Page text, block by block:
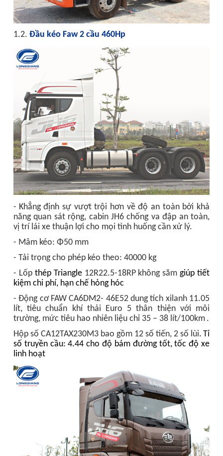
1.2. Đầu kéo Faw 2 cầu 460Hp
- Khẳng định sự vượt trội hơn về độ an toàn bởi khả
năng quan sát rộng, cabin JH6 chống va đập an toàn,
vị trí lái xe thuận lợi cho mọi tình huống cần xử lý.
- Mâm kéo: Φ50 mm
- Tải trọng cho phép kéo theo: 40000 kg
- Lốp thép Triangle12R22.5-18RP không sămgiúp tiết
kiệm chi phí, hạn chế hỏng hóc
- Động cơ FAW CA6DM2- 46E52 dung tích xilanh 11.05
lít, tiêu chuẩn khí thải Euro 5 thân thiện với môi
trường, mức tiêu hao nhiên liệu chỉ 35 – 38 lít/100km .
Hộp số CA12TAX230M3 bao gồm 12 số tiến, 2 số lùi. Tỉ
số truyền cầu: 4.44 cho độ bám đường tốt, tốc độ xe
linh hoạt